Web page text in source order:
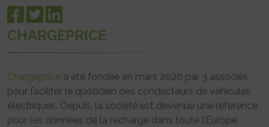
CHARGEPRICE
Chargeprice a été fondée en mars 2020 par 3 associés
pour faciliter le quotidien des conducteurs de véhicules
électriques. Depuis, la société est devenue une référence
pour les données de la recharge dans toute l’Europe.